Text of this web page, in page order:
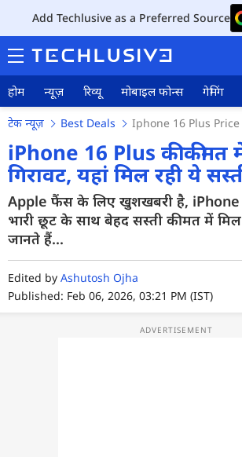
Add Techlusive as a Preferred Source
होम न्यूज़ रिव्यू मोबाइल फोन्स गेमिंग
होम
न्यूज़
रिव्यू
मोबाइल फोन्स
टेक न्यूज़ Best Deals Iphone 16 Plus
iPhone 16 Plus की कीमत
गिरावट, यहां मिल रही ये
Apple फैंस के लिए खुशखबरी है,
भारी छूट के साथ बेहद सस्ती कीमत में
जानते हैं...
Edited by Ashutosh Ojha
Published: Feb 06, 2026, 03:21 PM (IST)